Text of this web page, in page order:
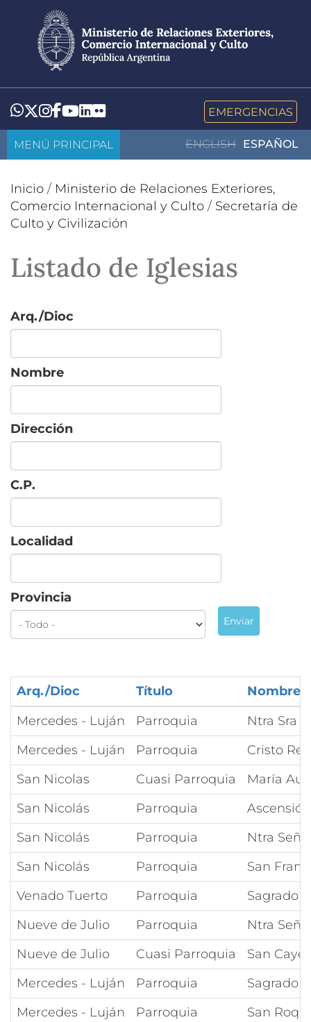
contenido
principal
Whatsapp
Twitter
Instagram
Facebook
YouTube
LinkedIn
Flickr EMERGENCIAS
ENGLISH ESPAÑOL
MENÚ PRINCIPAL
Inicio / Ministerio de Relaciones Exteriores,
Comercio Internacional y Culto / Secretaría de
Culto y Civilización
Listado de Iglesias
Arq./Dioc
Nombre
Dirección
C.P.
Localidad
Provincia
Enviar
Arq./Dioc Título
Nombre
Mercedes - Luján
Parroquia
Ntra Sra
Mercedes - Luján
Parroquia
Cristo
San Nicolas
Cuasi Parroquia
María
San Nicolás
Parroquia
San Nicolás
Parroquia
Ntra
San Nicolás
Parroquia
San
Venado Tuerto
Parroquia
Sagrado
Nueve de Julio
Parroquia
Ntra
Nueve de Julio
Cuasi Parroquia
San
Mercedes - Luján
Parroquia
Sagrado
Mercedes - Luján
Parroquia
San